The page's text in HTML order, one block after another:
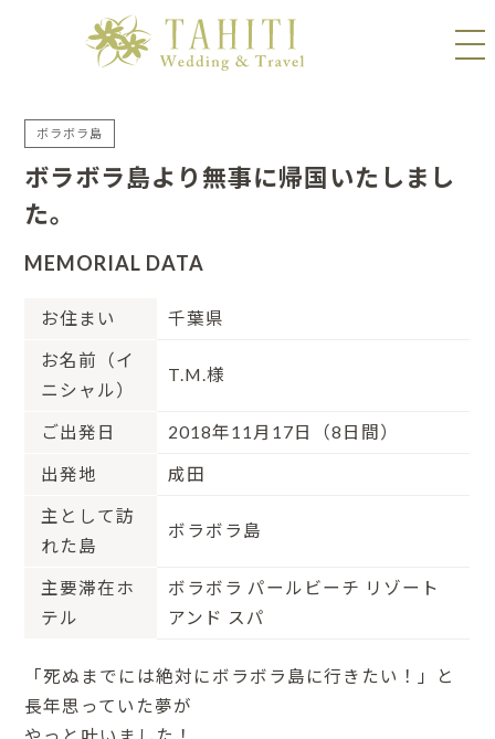
ボラボラ島
ボラボラ島より無事に帰国いたしまし
た。
MEMORIAL DATA
お住まい 千葉県
お名前（イ
ニシャル）
T.M.様
ご出発日 2018年11月17日（8日間）
出発地 成田
主として訪
れた島
ボラボラ島
主要滞在ホ
テル
ボラボラ パールビーチ リゾート
アンド スパ
「死ぬまでには絶対にボラボラ島に行きたい！」と
長年思っていた夢が